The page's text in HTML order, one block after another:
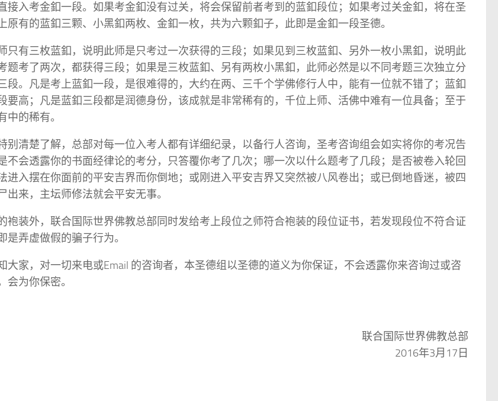
接入考金釦一段。如果考金釦没有过关，将会保留前者考到的蓝釦段位；如果考过关金釦，将在圣
原有的蓝釦三颗、小黑釦两枚、金釦一枚，共为六颗釦子，此即是金釦一段圣德。
只有三枚蓝釦，说明此师是只考过一次获得的三段；如果见到三枚蓝釦、另外一枚小黑釦，说明此
题考了两次，都获得三段；如果是三枚蓝釦、另有两枚小黑釦，此师必然是以不同考题三次独立分
段。凡是考上蓝釦一段，是很难得的，大约在两、三千个学佛修行人中，能有一位就不错了；蓝釦
要高；凡是蓝釦三段都是润德身份，该成就是非常稀有的，千位上师、活佛中难有一位具备；至于
中的稀有。
别清楚了解，总部对每一位入考人都有详细纪录，以备行人咨询，圣考咨询组会如实将你的考况告
不会透露你的书面经律论的考分，只答覆你考了几次；哪一次以什么题考了几段；是否被卷入轮回
进入摆在你面前的平安吉界而你倒地；或刚进入平安吉界又突然被八风卷出；或已倒地昏迷，被四
出来，主坛师修法就会平安无事。
袍装外，联合国际世界佛教总部同时发给考上段位之师符合袍装的段位证书，若发现段位不符合证
是弄虚做假的骗子行为。
大家，对一切来电或Email 的咨询者，本圣德组以圣德的道义为你保证，不会透露你来咨询过或咨
会为你保密。
联合国际世界佛教总部
2016年3月17日